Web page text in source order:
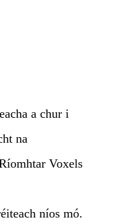
a chur i
na
Voxels
níos mó.